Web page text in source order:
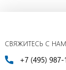
СВЯЖИТЕСЬ С
+7 (495) 987-